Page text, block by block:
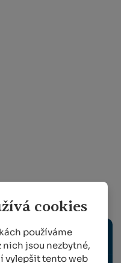
cookies
používáme
jsou nezbytné,
vylepšit tento web